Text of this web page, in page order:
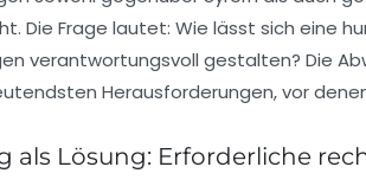
Die Frage lautet: Wie lässt sich eine
verantwortungsvoll gestalten? Die
Herausforderungen, vor
als Lösung: Erforderliche